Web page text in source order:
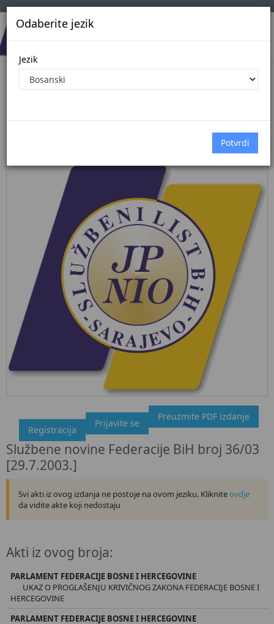
Odaberite jezik
Jezik
Pregled Dokumenata| Broj 36/03
"Službeni glasnik BiH", broj 36/03 29.7.2003.
Ovdje možete preuzeti dokument, kao i obaviti kratki uvid u
sadržaj dokumenta.
Preuzmite PDF izdanje
Prijavite se
Registracija
Službene novine Federacije BiH broj 36/03
[29.7.2003.]
Svi akti iz ovog izdanja ne postoje na ovom jeziku. Klikniteovdje
da vidite akte koji nedostaju
Akti iz ovog broja:
PARLAMENT FEDERACIJE BOSNE I HERCEGOVINE
UKAZ O PROGLAŠENJU KRIVIČNOG ZAKONA FEDERACIJE BOSNE I
HERCEGOVINE
PARLAMENT FEDERACIJE BOSNE I HERCEGOVINE